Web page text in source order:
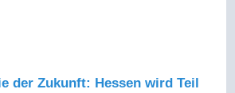
der Zukunft: Hessen wird Teil